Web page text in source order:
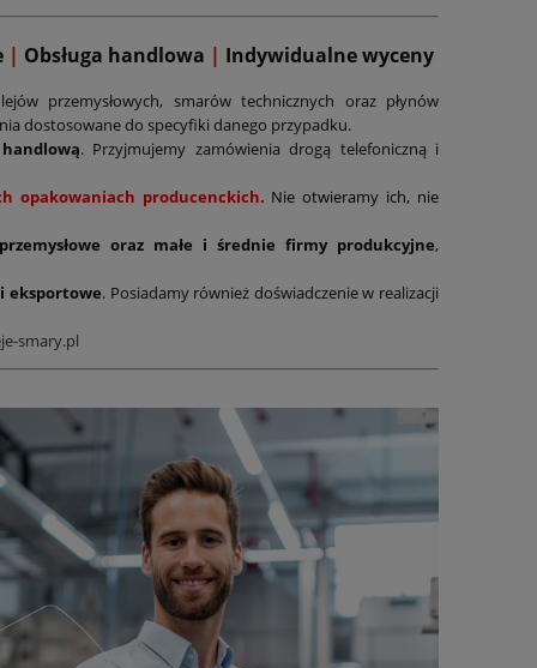
| Obsługa handlowa | Indywidualne wyceny
przemysłowych, smarów technicznych oraz płynów
dostosowane do specyfiki danego przypadku.
. Przyjmujemy zamówienia drogą telefoniczną i
opakowaniach producenckich. Nie otwieramy ich, nie
oraz małe i średnie firmy produkcyjne,
eksportowe. Posiadamy również doświadczenie w realizacji
smary.pl